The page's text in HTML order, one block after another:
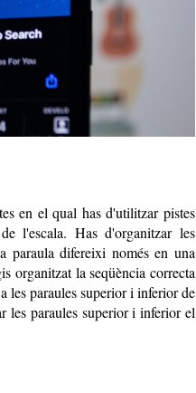
en el qual has d'utilitzar pistes
l'escala. Has d'organitzar les
paraula difereixi només en una
organitzat la seqüència correcta
les paraules superior i inferior de
les paraules superior i inferior el